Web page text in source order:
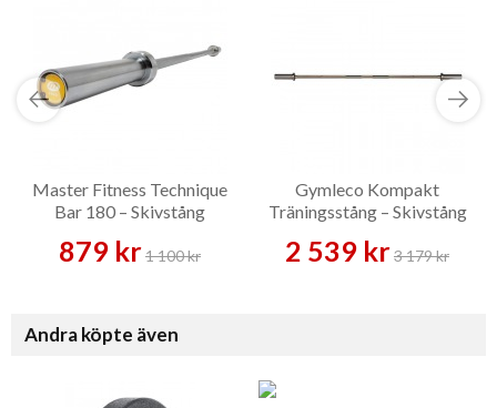
Master Fitness Technique
Bar 180 – Skivstång
879 kr1 100 kr
Gymleco Kompakt
Träningsstång – Skivstång
2 539 kr3 179 kr
Andra köpte även